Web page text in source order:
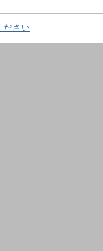
ださい